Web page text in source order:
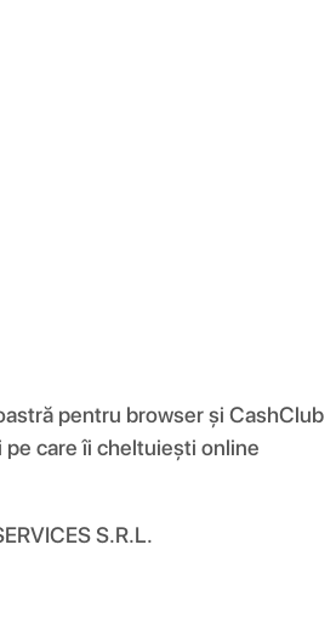
pentru browser și CashClub
pe care îi cheltuiești online
S.R.L.